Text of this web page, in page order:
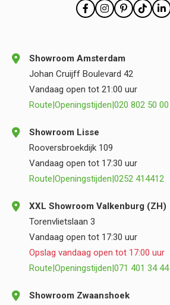
Showroom Amsterdam
Johan Cruijff Boulevard 42
Vandaag open tot 21:00 uur
Route|Openingstijden|020 802 50 00
Showroom Lisse
Rooversbroekdijk 109
Vandaag open tot 17:30 uur
Route|Openingstijden|0252 414412
XXL Showroom Valkenburg (ZH)
Torenvlietslaan 3
Vandaag open tot 17:30 uur
Opslag vandaag open tot 17:00 uur
Route|Openingstijden|071 401 34 44
Showroom Zwaanshoek